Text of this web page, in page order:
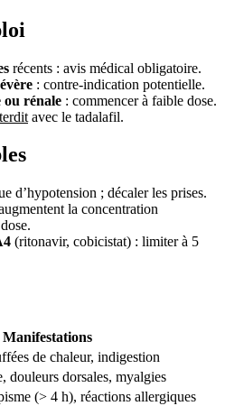
récents : avis médical obligatoire.
: contre-indication potentielle.
ou rénale : commencer à faible dose.
avec le tadalafil.
d’hypotension ; décaler les prises.
la concentration
(ritonavir, cobicistat) : limiter à 5
Manifestations
de chaleur, indigestion
douleurs dorsales, myalgies
(> 4 h), réactions allergiques